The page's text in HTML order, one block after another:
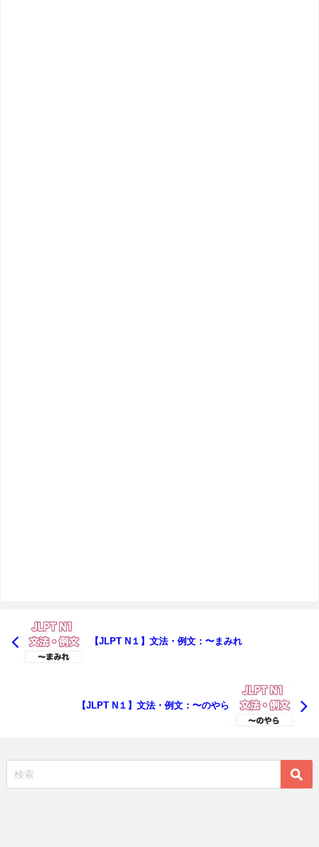
【JLPT N１】文法・例文：〜まみれ
【JLPT N１】文法・例文：〜のやら